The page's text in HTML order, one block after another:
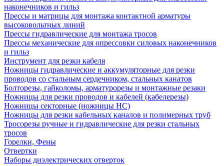
наконечников и гильз
Прессы и матрицы для монтажа контактной арматуры
высоковольтных линий
Прессы гидравлические для монтажа тросов
Прессы механические для опрессовки силовых наконечников
и гильз
Инструмент для резки кабеля
Ножницы гидравлические и аккумуляторные для резки
проводов со стальным сердечником, стальных канатов
Болторезы, гайколомы, арматурорезы и монтажные резаки
Ножницы для резки проводов и кабелей (кабелерезы)
Ножницы секторные (ножницы НС)
Ножницы для резки кабельных каналов и полимерных труб
Тросорезы ручные и гидравлические для резки стальных
тросов
Горелки, Фены
Отвертки
Наборы диэлектрических отверток